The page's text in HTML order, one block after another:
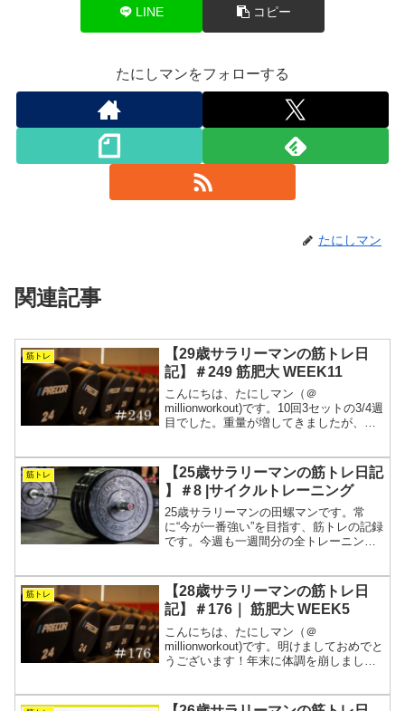
LINE コピー
たにしマンをフォローする
たにしマン
関連記事
筋トレ
【29歳サラリーマンの筋トレ日
記】＃249 筋肥大 WEEK11
こんにちは、たにしマン（＠
millionworkout)です。10回3セットの3/4週
目でした。重量が増してきましたが、ボ
71kgに近づいてきていい感じです。夏に
向けて気...
筋トレ
【25歳サラリーマンの筋トレ日記
】＃8 |サイクルトレーニング
25歳サラリーマンの田螺マンです。常
に“今が一番強い”を目指す、筋トレの記録
です。今週も一週間分の全トレーニング
１RM１日ごとのルーティーンは...
筋トレ
【28歳サラリーマンの筋トレ日
記】＃176｜ 筋肥大 WEEK5
こんにちは、たにしマン（＠
millionworkout)です。明けましておめでと
うございます！年末に体調を崩しまし
られました。週5で会社に拘束されるサラ